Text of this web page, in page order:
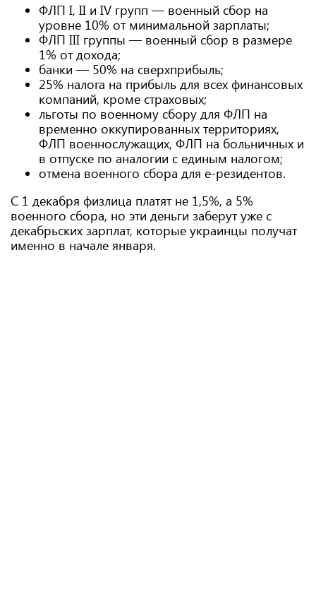
ФЛП I, II и IV групп — военный сбор на
уровне 10% от минимальной зарплаты;
ФЛП III группы — военный сбор в размере
1% от дохода;
банки — 50% на сверхприбыль;
25% налога на прибыль для всех финансовых
компаний, кроме страховых;
льготы по военному сбору для ФЛП на
временно оккупированных территориях,
ФЛП военнослужащих, ФЛП на больничных и
в отпуске по аналогии с единым налогом;
отмена военного сбора для е-резидентов.
С 1 декабря физлица платят не 1,5%, а 5%
военного сбора, но эти деньги заберут уже с
декабрьских зарплат, которые украинцы получат
именно в начале января.